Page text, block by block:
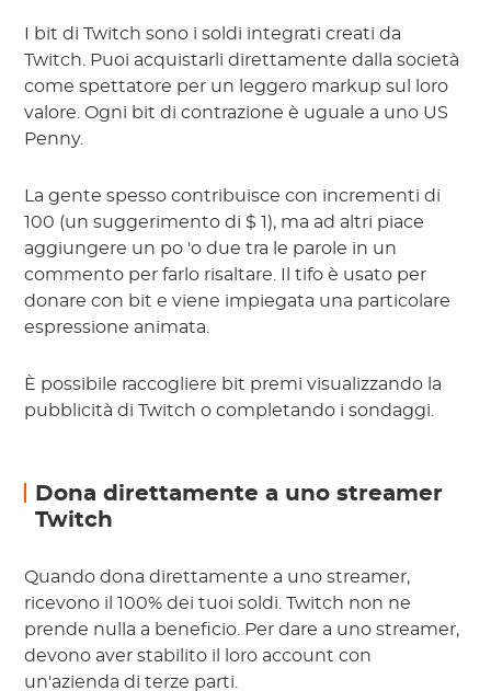
I bit di Twitch sono i soldi integrati creati da
Twitch. Puoi acquistarli direttamente dalla società
come spettatore per un leggero markup sul loro
valore. Ogni bit di contrazione è uguale a uno US
Penny.
La gente spesso contribuisce con incrementi di
100 (un suggerimento di $ 1), ma ad altri piace
aggiungere un po 'o due tra le parole in un
commento per farlo risaltare. Il tifo è usato per
donare con bit e viene impiegata una particolare
espressione animata.
È possibile raccogliere bit premi visualizzando la
pubblicità di Twitch o completando i sondaggi.
Dona direttamente a uno streamer
Twitch
Quando dona direttamente a uno streamer,
ricevono il 100% dei tuoi soldi. Twitch non ne
prende nulla a beneficio. Per dare a uno streamer,
devono aver stabilito il loro account con
un'azienda di terze parti.